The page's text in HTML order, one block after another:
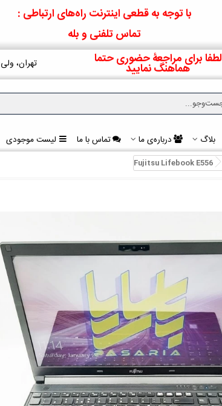
با توجه به قطعی اینترنت راه‌های ارتباطی :
تماس تلفنی و بله
لطفا برای مراجعۀ حضوری حتما
هماهنگ نمایید تهران،
بلاگ درباره‌ی ما تماس با ما لیست موجودی
Fujitsu Lifebook E556